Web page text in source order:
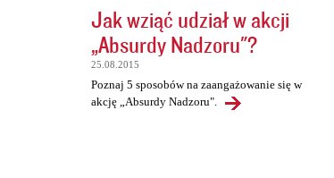
Jak wziąć udział w akcji
„Absurdy Nadzoru"?
25.08.2015
Poznaj 5 sposobów na zaangażowanie się w
akcję „Absurdy Nadzoru".